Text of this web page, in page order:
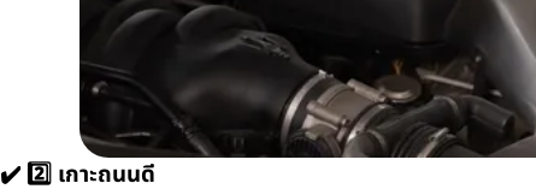
✔️ 2️⃣ เกาะถนนดี